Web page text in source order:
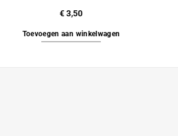
€3,50
Toevoegen aan winkelwagen